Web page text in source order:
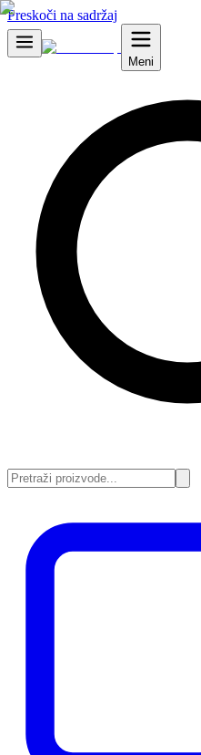
Preskoči na sadržaj
Meni